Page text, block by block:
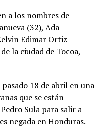
a los nombres de
(32), Ada
Edimar Ortiz
la ciudad de Tocoa,
18 de abril en una
que se están
Sula para salir a
negada en Honduras.